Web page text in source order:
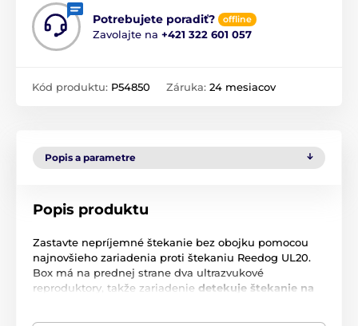
Potrebujete poradiť? offline
Zavolajte na +421 322 601 057
Kód produktu: P54850 Záruka: 24 mesiacov
Popis a parametre
Popis produktu
Zastavte nepríjemné štekanie bez obojku pomocou
najnovšieho zariadenia proti štekaniu Reedog UL20.
Box má na prednej strane dva ultrazvukové
reproduktory, takže zariadenie detekuje štekanie na